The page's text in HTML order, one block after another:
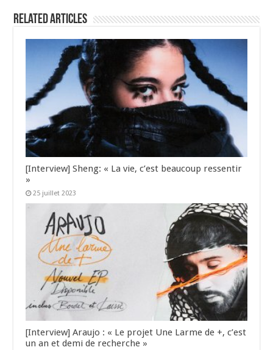
Related Articles
[Interview] Sheng: « La vie, c’est beaucoup ressentir
»
25 juillet 2023
[Interview] Araujo : « Le projet Une Larme de +, c’est
un an et demi de recherche »